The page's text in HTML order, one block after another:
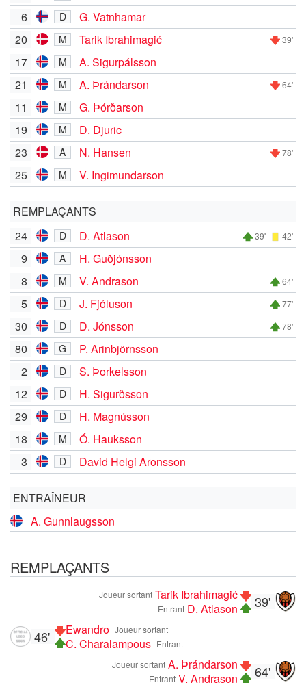
6
D
G. Vatnhamar
20
M Tarik Ibrahimagić 39'
17 M
A. Sigurpálsson
21
M A. Þrándarson 64'
11 M
G. Þórðarson
19
M
D. Djuric
23
A N. Hansen 78'
25 M V. Ingimundarson
REMPLAÇANTS
24
D D. Atlason 39' 42'
9 A
H. Guðjónsson
8
M V. Andrason 64'
5 D J. Fjóluson 77'
30 D D. Jónsson 78'
80 G
P. Arinbjörnsson
2
D
S. Þorkelsson
12
D
H. Sigurðsson
29
D
H. Magnússon
18
M
Ó. Hauksson
3
D David Helgi Aronsson
ENTRAÎNEUR
A. Gunnlaugsson
REMPLAÇANTS
39'
Joueur sortant Tarik Ibrahimagić
Entrant D. Atlason
Joueur sortant
Ewandro
Entrant
C. Charalampous
46'
64'
Joueur sortant A. Þrándarson
Entrant V. Andrason